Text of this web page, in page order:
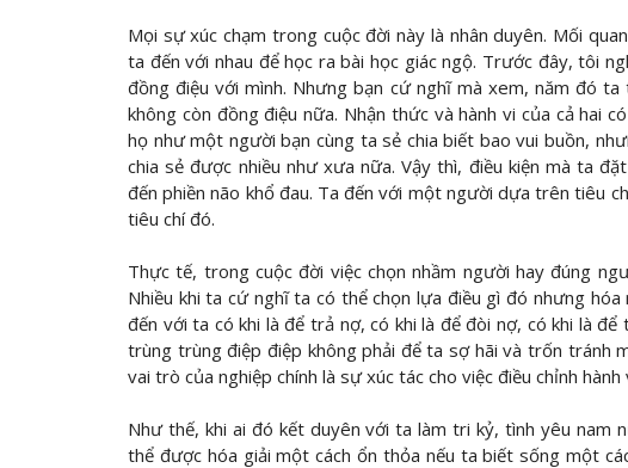
Mọi sự xúc chạm trong cuộc đời này là nhân duyên. Mối
ta đến với nhau để học ra bài học giác ngộ. Trước đây, tôi
đồng điệu với mình. Nhưng bạn cứ nghĩ mà xem, năm đó
không còn đồng điệu nữa. Nhận thức và hành vi của cả hai
họ như một người bạn cùng ta sẻ chia biết bao vui buồn,
chia sẻ được nhiều như xưa nữa. Vậy thì, điều kiện mà ta
đến phiền não khổ đau. Ta đến với một người dựa trên tiêu
tiêu chí đó.
Thực tế, trong cuộc đời việc chọn nhầm người hay đúng
Nhiều khi ta cứ nghĩ ta có thể chọn lựa điều gì đó nhưng
đến với ta có khi là để trả nợ, có khi là để đòi nợ, có khi là để
trùng trùng điệp điệp không phải để ta sợ hãi và trốn tránh
vai trò của nghiệp chính là sự xúc tác cho việc điều chỉnh hành
Như thế, khi ai đó kết duyên với ta làm tri kỷ, tình yêu nam
thể được hóa giải một cách ổn thỏa nếu ta biết sống một